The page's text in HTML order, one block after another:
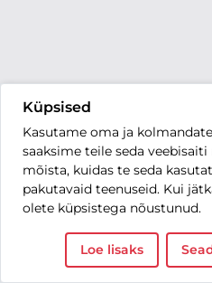
Küpsised
Kasutame oma ja
saaksime teile seda
mõista, kuidas te seda
pakutavaid teenuseid. Kui
olete küpsistega nõustunud.
Loe lisaks